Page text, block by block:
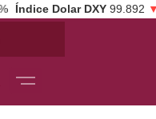
Índice Dolar DXY 99.892 ▼